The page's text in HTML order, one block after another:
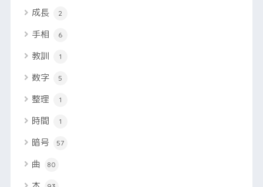
成長 2
手相 6
教訓 1
数字 5
整理 1
時間 1
暗号 57
曲 80